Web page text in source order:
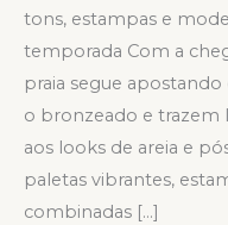
tons, estampas e
temporada Com a
praia segue
o bronzeado e trazem
aos looks de areia e
paletas vibrantes,
combinadas […]